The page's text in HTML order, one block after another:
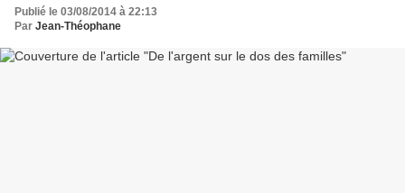
Publié le 03/08/2014 à 22:13
Par Jean-Théophane